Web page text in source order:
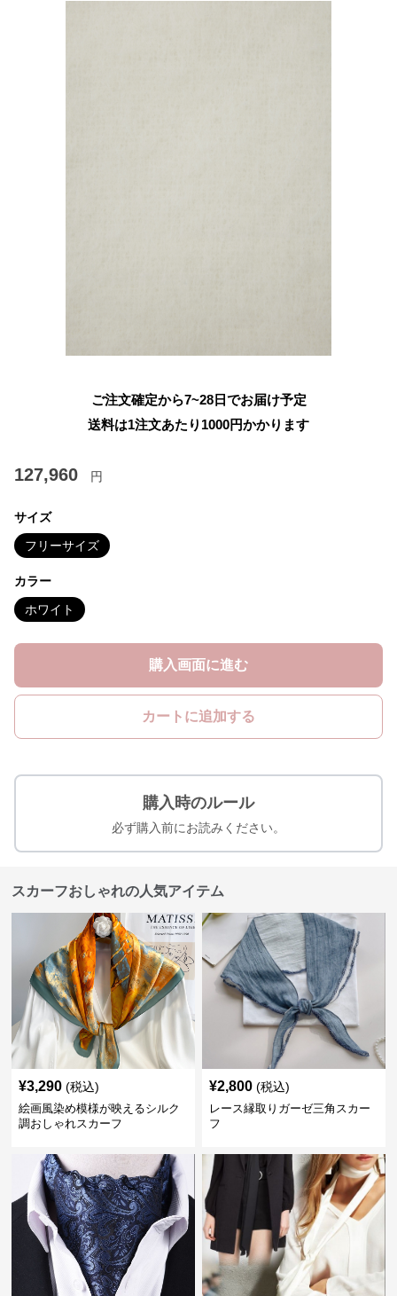
ご注文確定から7~28日でお届け予定
送料は1注文あたり 1000円かかります
127,960 円
サイズ
フリーサイズ
カラー
ホワイト
購入画面に進む
カートに追加する
購入時のルール
必ず購入前にお読みください。
スカーフおしゃれの人気アイテム
¥3,290 (税込)
絵画風染め模様が映えるシルク
調おしゃれスカーフ
¥2,800 (税込)
レース縁取りガーゼ三角スカー
フ